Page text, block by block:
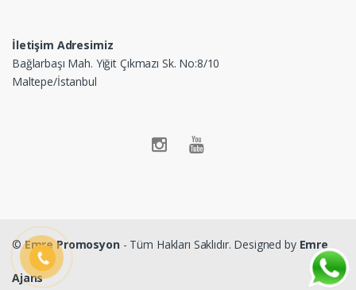
İletişim Adresimiz
Bağlarbaşı Mah. Yiğit Çıkmazı Sk. No:8/10
Maltepe/İstanbul
©Emre Promosyon- Tüm Hakları Saklıdır. Designed by Emre
Ajans